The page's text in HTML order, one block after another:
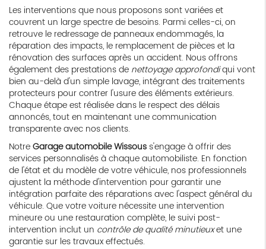
Les interventions que nous proposons sont variées et
couvrent un large spectre de besoins. Parmi celles-ci, on
retrouve le redressage de panneaux endommagés, la
réparation des impacts, le remplacement de pièces et la
rénovation des surfaces après un accident. Nous offrons
également des prestations de nettoyage approfondiqui vont
bien au-delà d'un simple lavage, intégrant des traitements
protecteurs pour contrer l'usure des éléments extérieurs.
Chaque étape est réalisée dans le respect des délais
annoncés, tout en maintenant une communication
transparente avec nos clients.
NotreGarage automobile Wissouss'engage à offrir des
services personnalisés à chaque automobiliste. En fonction
de l'état et du modèle de votre véhicule, nos professionnels
ajustent la méthode d'intervention pour garantir une
intégration parfaite des réparations avec l'aspect général du
véhicule. Que votre voiture nécessite une intervention
mineure ou une restauration complète, le suivi post-
intervention inclut un contrôle de qualité minutieuxet une
garantie sur les travaux effectués.